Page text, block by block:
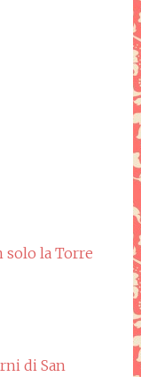
solo la Torre
di San